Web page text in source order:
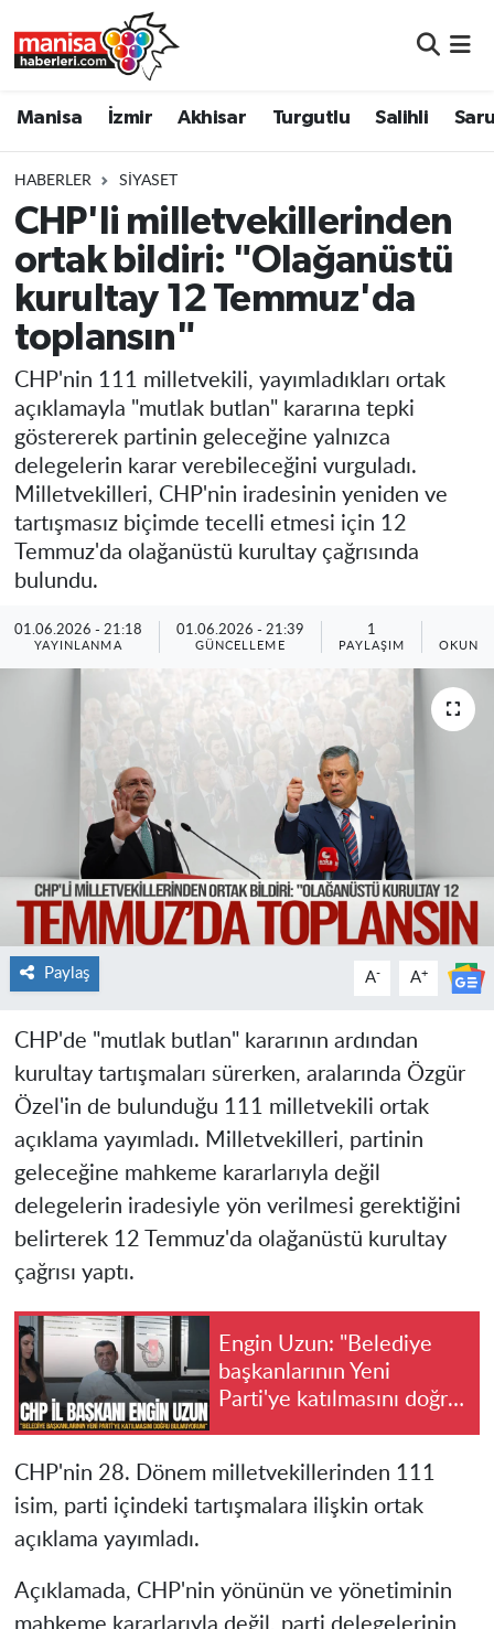
Manisa İzmir Akhisar Turgutlu Salihli
HABERLER SIYASET
CHP'li milletvekillerinden
ortak bildiri: "Olağanüstü
kurultay 12 Temmuz'da
toplansın"
CHP'nin 111 milletvekili, yayımladıkları ortak
açıklamayla "mutlak butlan" kararına tepki
göstererek partinin geleceğine yalnızca
delegelerin karar verebileceğini vurguladı.
Milletvekilleri, CHP'nin iradesinin yeniden ve
tartışmasız biçimde tecelli etmesi için 12
Temmuz'da olağanüstü kurultay çağrısında
bulundu.
01.06.2026 - 21:18
YAYINLANMA
01.06.2026 - 21:39
GÜNCELLEME
1
PAYLAŞIM
Paylaş A- A+
CHP'de "mutlak butlan" kararının ardından
kurultay tartışmaları sürerken, aralarında Özgür
Özel'in de bulunduğu 111 milletvekili ortak
açıklama yayımladı. Milletvekilleri, partinin
geleceğine mahkeme kararlarıyla değil
delegelerin iradesiyle yön verilmesi gerektiğini
belirterek 12 Temmuz'da olağanüstü kurultay
çağrısı yaptı.
Engin Uzun: "Belediye
başkanlarının Yeni
Parti'ye katılmasını doğru
CHP'nin 28. Dönem milletvekillerinden 111
isim, parti içindeki tartışmalara ilişkin ortak
açıklama yayımladı.
Açıklamada, CHP'nin yönünün ve yönetiminin
mahkeme kararlarıyla değil, parti delegelerinin
Turgutlu
Salihli
Soma
Resmi İlanlar
Manisa Nöbetçi Eczaneler
Manisa Trafik Yoğunluk Haritası
Süper Lig Puan Durumu ve Fikstür
Son Dakika Haberleri
Haber Arşivi